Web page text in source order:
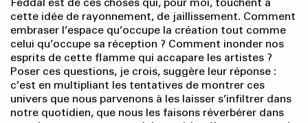
cette idée de rayonnement, de jaillissement. Comment
embraser l’espace qu’occupe la création tout comme
celui qu’occupe sa réception ? Comment inonder nos
esprits de cette flamme qui accapare les artistes ?
Poser ces questions, je crois, suggère leur réponse :
c’est en multipliant les tentatives de montrer ces
univers que nous parvenons à les laisser s’infiltrer dans
notre quotidien, que nous les faisons réverbérer dans